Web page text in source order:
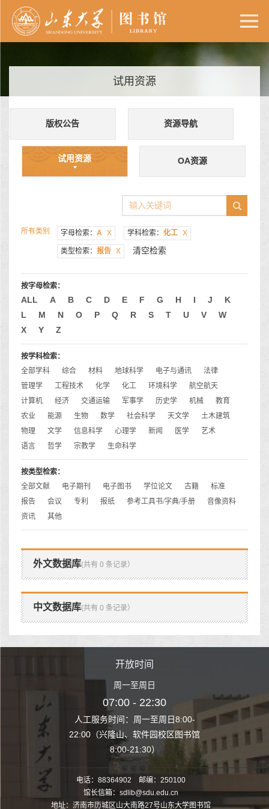
试用资源
版权公告 资源导航
试用资源 OA资源
所有类别 字母检索： A X 学科检索： 化工 X
类型检索： 报告 X 清空检索
按字母检索：
ALL A B C D E F G H I J
K
L
M N O P Q R S T U V
W
X
Y Z
按学科检索：
全部学科
综合 材料 地球科学 电子与通讯
法律
管理学
工程技术 化学 化工 环境科学
航空航天
计算机
经济 交通运输 军事学 历史学 机械
教育
农业
能源 生物 数学 社会科学 天文学
土木建筑
物理
文学 信息科学 心理学 新闻 医学
艺术
语言
哲学 宗教学 生命科学
按类型检索：
全部文献
电子期刊 电子图书 学位论文 古籍
标准
报告
会议 专利 报纸 参考工具书/字典/手册
音像资料
资讯
其他
外文数据库(共有 0 条记录）
中文数据库(共有 0 条记录）
至周日8:00-
园校区图书馆
开放时间
周一至周日
07:00 - 22:30
人工服务时间：周一至周日8:00-
22:00（兴隆山、软件园校区图书馆
8:00-21:30）
人工服务时间
22:00（兴隆山
电话：88364902 邮编：250100
馆长信箱：sdlib@sdu.edu.cn
地址：济南市历城区山大南路27号山东大学图书馆